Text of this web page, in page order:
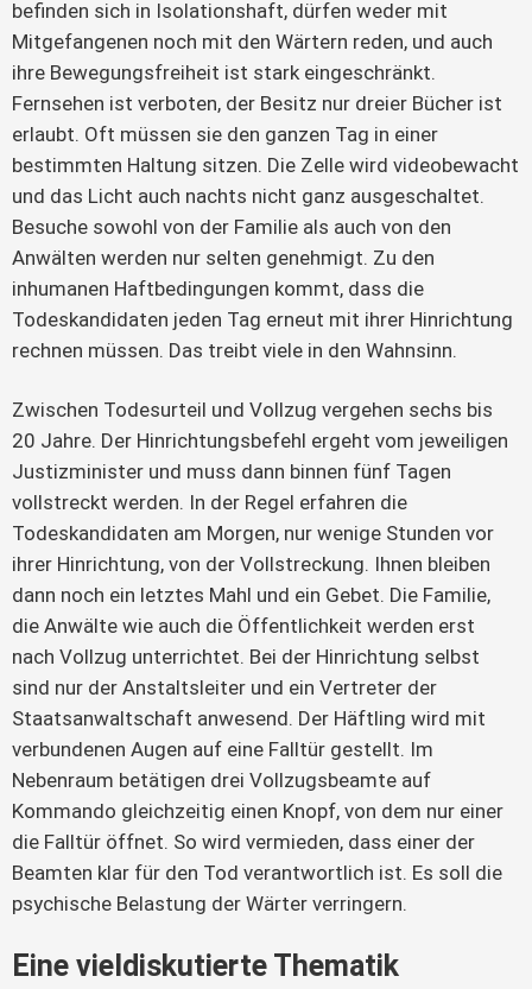
befinden sich in Isolationshaft, dürfen weder mit
Mitgefangenen noch mit den Wärtern reden, und auch
ihre Bewegungsfreiheit ist stark eingeschränkt.
Fernsehen ist verboten, der Besitz nur dreier Bücher ist
erlaubt. Oft müssen sie den ganzen Tag in einer
bestimmten Haltung sitzen. Die Zelle wird videobewacht
und das Licht auch nachts nicht ganz ausgeschaltet.
Besuche sowohl von der Familie als auch von den
Anwälten werden nur selten genehmigt. Zu den
inhumanen Haftbedingungen kommt, dass die
Todeskandidaten jeden Tag erneut mit ihrer Hinrichtung
rechnen müssen. Das treibt viele in den Wahnsinn.
Zwischen Todesurteil und Vollzug vergehen sechs bis
20 Jahre. Der Hinrichtungsbefehl ergeht vom jeweiligen
Justizminister und muss dann binnen fünf Tagen
vollstreckt werden. In der Regel erfahren die
Todeskandidaten am Morgen, nur wenige Stunden vor
ihrer Hinrichtung, von der Vollstreckung. Ihnen bleiben
dann noch ein letztes Mahl und ein Gebet. Die Familie,
die Anwälte wie auch die Öffentlichkeit werden erst
nach Vollzug unterrichtet. Bei der Hinrichtung selbst
sind nur der Anstaltsleiter und ein Vertreter der
Staatsanwaltschaft anwesend. Der Häftling wird mit
verbundenen Augen auf eine Falltür gestellt. Im
Nebenraum betätigen drei Vollzugsbeamte auf
Kommando gleichzeitig einen Knopf, von dem nur einer
die Falltür öffnet. So wird vermieden, dass einer der
Beamten klar für den Tod verantwortlich ist. Es soll die
psychische Belastung der Wärter verringern.
Eine vieldiskutierte Thematik